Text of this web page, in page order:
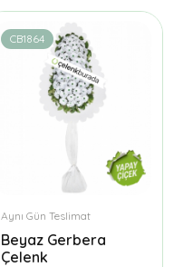
CB1864
Aynı Gün Teslimat
Beyaz Gerbera
Çelenk